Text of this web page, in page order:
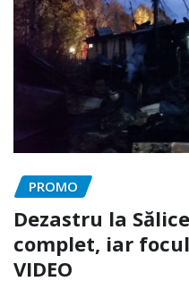
PROMO
Dezastru la
complet, iar
VIDEO